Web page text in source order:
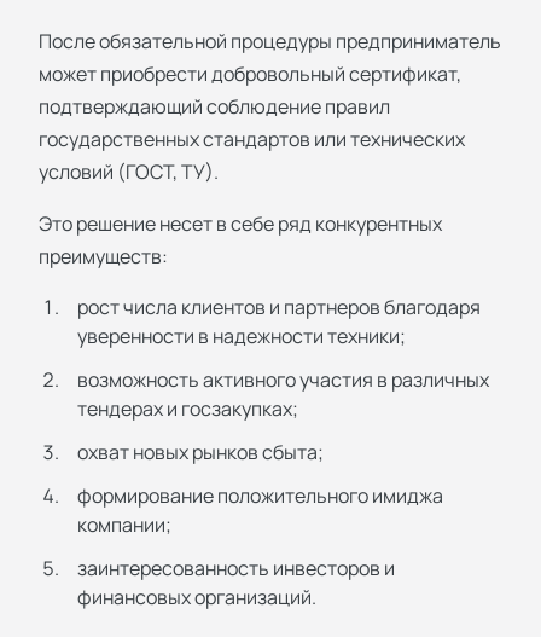
После обязательной процедуры предприниматель
может приобрести добровольный сертификат,
подтверждающий соблюдение правил
государственных стандартов или технических
условий (ГОСТ, ТУ).
Это решение несет в себе ряд конкурентных
преимуществ:
рост числа клиентов и партнеров благодаря
уверенности в надежности техники;
возможность активного участия в различных
тендерах и госзакупках;
охват новых рынков сбыта;
формирование положительного имиджа
компании;
заинтересованность инвесторов и
финансовых организаций.